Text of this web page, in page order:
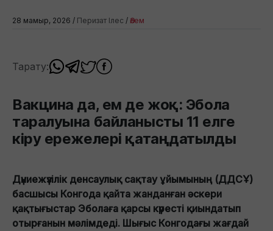
28 мамыр, 2026 / Перизат Ілес / Әлем
Тарату:
Вакцина да, ем де жоқ: Эбола
таралуына байланысты 11 елге
кіру ережелері қатаңдатылды
Дүниежүзілік денсаулық сақтау ұйымының (ДДСҰ)
басшысы Конгода қайта жанданған әскери
қақтығыстар Эболаға қарсы күресті қиындатып
отырғанын мәлімдеді. Шығыс Конгодағы жағдай